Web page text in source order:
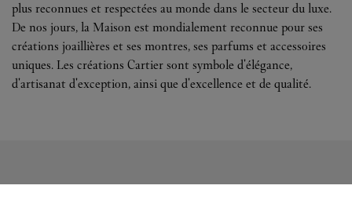
plus reconnues et respectées au monde dans le secteur du luxe.
De nos jours, la Maison est mondialement reconnue pour ses
créations joaillières et ses montres, ses parfums et accessoires
uniques. Les créations Cartier sont symbole d'élégance,
d'artisanat d'exception, ainsi que d'excellence et de qualité.